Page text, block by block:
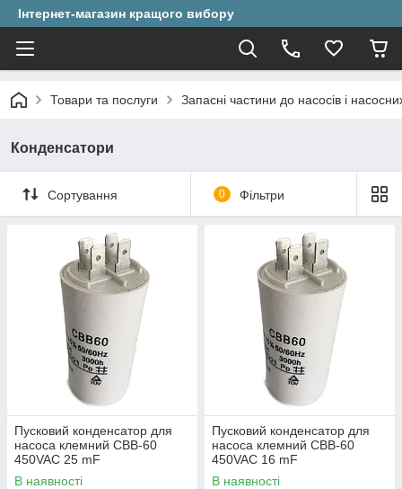
Інтернет-магазин кращого вибору
Товари та послуги Запасні частини до насосів і
Конденсатори
Сортування 0 Фільтри
Пусковий конденсатор для
насоса клемний CBB-60
450VAC 25 mF
В наявності
Пусковий конденсатор для
насоса клемний CBB-60
450VAC 16 mF
В наявності